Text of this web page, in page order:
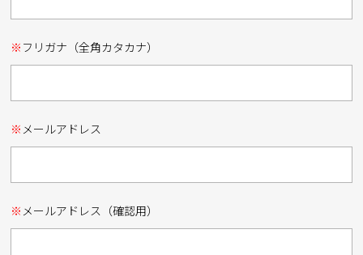
※ フリガナ（全角カタカナ）
※ メールアドレス
※ メールアドレス（確認用）